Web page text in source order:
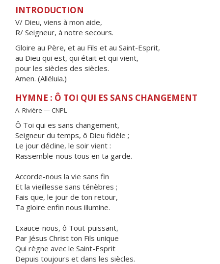
INTRODUCTION
V/ Dieu, viens à mon aide,
R/ Seigneur, à notre secours.
Gloire au Père, et au Fils et au Saint-Esprit,
au Dieu qui est, qui était et qui vient,
pour les siècles des siècles.
Amen. (Alléluia.)
HYMNE : Ô TOI QUI ES SANS CHANGEMENT
A. Rivière — CNPL
Ô Toi qui es sans changement,
Seigneur du temps, ô Dieu fidèle ;
Le jour décline, le soir vient :
Rassemble-nous tous en ta garde.
Accorde-nous la vie sans fin
Et la vieillesse sans ténèbres ;
Fais que, le jour de ton retour,
Ta gloire enfin nous illumine.
Exauce-nous, ô Tout-puissant,
Par Jésus Christ ton Fils unique
Qui règne avec le Saint-Esprit
Depuis toujours et dans les siècles.